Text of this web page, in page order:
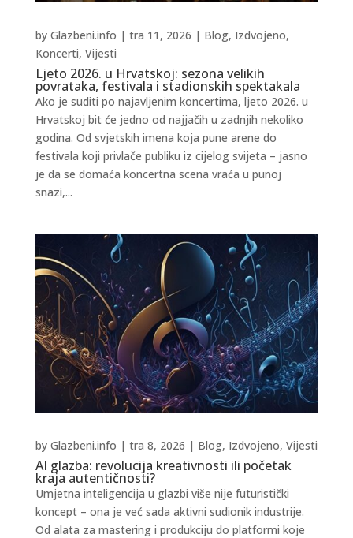
Ljeto 2026. u Hrvatskoj: sezona velikih
povrataka, festivala i stadionskih spektakala
by Glazbeni.info | tra 11, 2026 | Blog, Izdvojeno,
Koncerti, Vijesti
Ako je suditi po najavljenim koncertima, ljeto 2026. u
Hrvatskoj bit će jedno od najjačih u zadnjih nekoliko
godina. Od svjetskih imena koja pune arene do
festivala koji privlače publiku iz cijelog svijeta – jasno
je da se domaća koncertna scena vraća u punoj
snazi,...
AI glazba: revolucija kreativnosti ili početak
kraja autentičnosti?
by Glazbeni.info | tra 8, 2026 | Blog, Izdvojeno, Vijesti
Umjetna inteligencija u glazbi više nije futuristički
koncept – ona je već sada aktivni sudionik industrije.
Od alata za mastering i produkciju do platformi koje